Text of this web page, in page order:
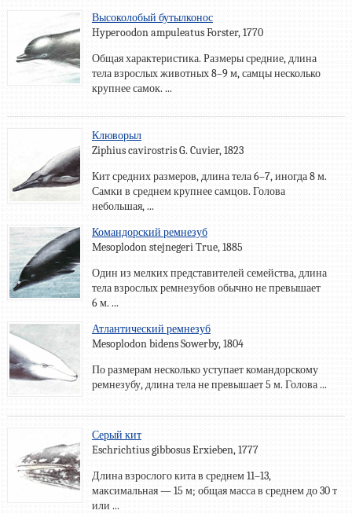
Высоколобый бутылконос
Hyperoodon ampuleatus Forster, 1770
Общая характеристика. Размеры средние, длина
тела взрослых животных 8–9 м, самцы несколько
крупнее самок. ...
Клюворыл
Ziphius cavirostris G. Cuvier, 1823
Кит средних размеров, длина тела 6–7, иногда 8 м.
Самки в среднем крупнее самцов. Голова
небольшая, ...
Командорский ремнезуб
Mesoplodon stejnegeri True, 1885
Один из мелких представителей семейства, длина
тела взрослых ремнезубов обычно не превышает
6 м. ...
Атлантический ремнезуб
Mesoplodon bidens Sowerby, 1804
По размерам несколько уступает командорскому
ремнезубу, длина тела не превышает 5 м. Голова ...
Серый кит
Eschrichtius gibbosus Erxieben, 1777
Длина взрослого кита в среднем 11–13,
максимальная — 15 м; общая масса в среднем до 30 т
или ...